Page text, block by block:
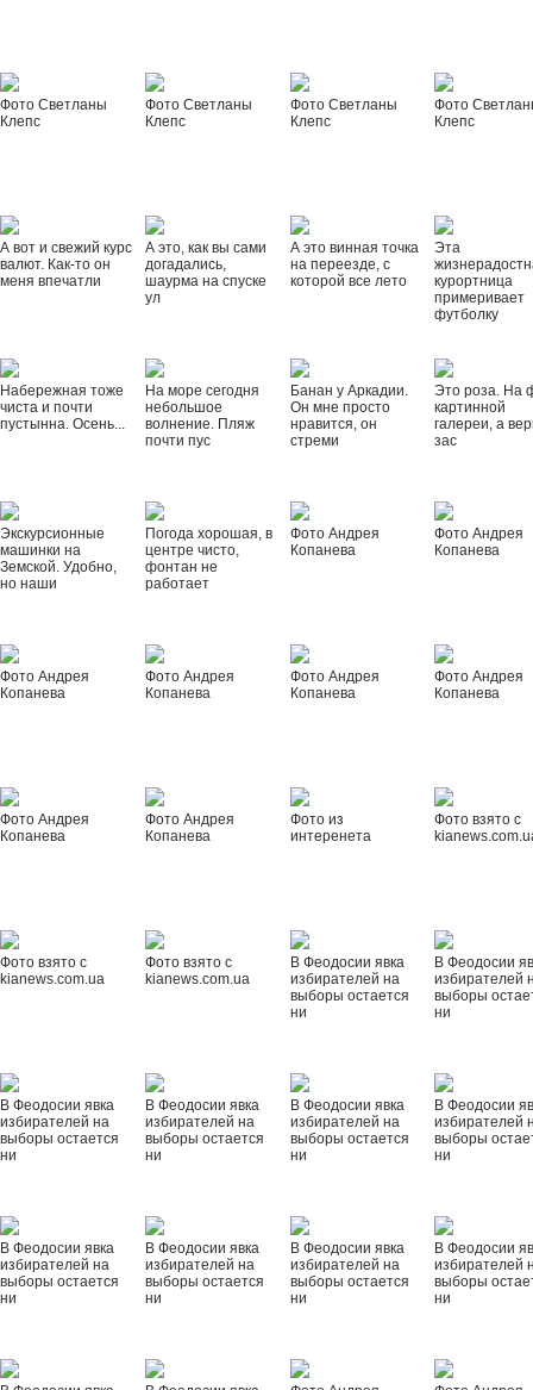
Фото Светланы
Клепс
Фото Светланы
Клепс
Фото Светланы
Клепс
Фото
Клепс
А вот и свежий курс
валют. Как-то он
меня впечатли
А это, как вы сами
догадались,
шаурма на спуске
ул
А это винная точка
на переезде, с
которой все лето
Эта
курортница
примеривает
футболку
Набережная тоже
чиста и почти
пустынна. Осень...
На море сегодня
небольшое
волнение. Пляж
почти пус
Банан у Аркадии.
Он мне просто
нравится, он
стреми
Это роза. На
картинной
галереи, а
зас
Экскурсионные
машинки на
Земской. Удобно,
но наши
Погода хорошая, в
центре чисто,
фонтан не
работает
Фото Андрея
Копанева
Фото Андрея
Копанева
Фото Андрея
Копанева
Фото Андрея
Копанева
Фото Андрея
Копанева
Фото Андрея
Копанева
Фото Андрея
Копанева
Фото Андрея
Копанева
Фото из
интеренета
Фото взято с
Фото взято с
kianews.com.ua
Фото взято с
kianews.com.ua
В Феодосии явка
избирателей на
выборы остается
ни
В Феодосии
избирателей
выборы
ни
В Феодосии явка
избирателей на
выборы остается
ни
В Феодосии явка
избирателей на
выборы остается
ни
В Феодосии явка
избирателей на
выборы остается
ни
В Феодосии
избирателей
выборы
ни
В Феодосии явка
избирателей на
выборы остается
ни
В Феодосии явка
избирателей на
выборы остается
ни
В Феодосии явка
избирателей на
выборы остается
ни
В Феодосии
избирателей
выборы
ни